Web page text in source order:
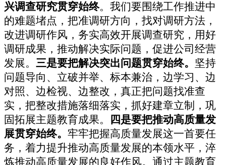
兴调查研究贯穿始终。 我们要围绕工作推进中
的难题堵点，把准调研方向，找对调研方法，
改进调研作风，务实高效开展调查研究，用好
调研成果，推动解决实际问题，促进公司经营
发展。 三是要把解决突出问题贯穿始终。 坚持
问题导向、立破并举、标本兼治，边学习、边
对照、边检视、边整改，真正把问题找准查
实，把整改措施落细落实，抓好建章立制，巩
固拓展主题教育成果。
四是要把推动高质量发
展贯穿始终。 牢牢把握高质量发展这一首要任
务，着力提升推动高质量发展的本领水平，淬
炼推动高质量发展的良好作风。通过主题教育